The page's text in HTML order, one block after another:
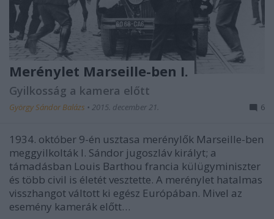
Merénylet Marseille-ben I.
Gyilkosság a kamera előtt
György Sándor Balázs • 2015. december 21. 6
1934. október 9-én usztasa merénylők Marseille-ben
meggyilkolták I. Sándor jugoszláv királyt; a
támadásban Louis Barthou francia külügyminiszter
és több civil is életét vesztette. A merénylet hatalmas
visszhangot váltott ki egész Európában. Mivel az
esemény kamerák előtt…